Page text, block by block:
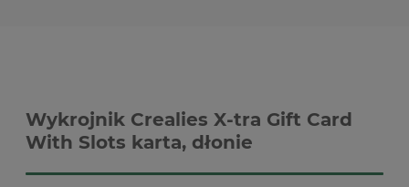
Wykrojnik Crealies X-tra Gift Card
With Slots karta, dłonie